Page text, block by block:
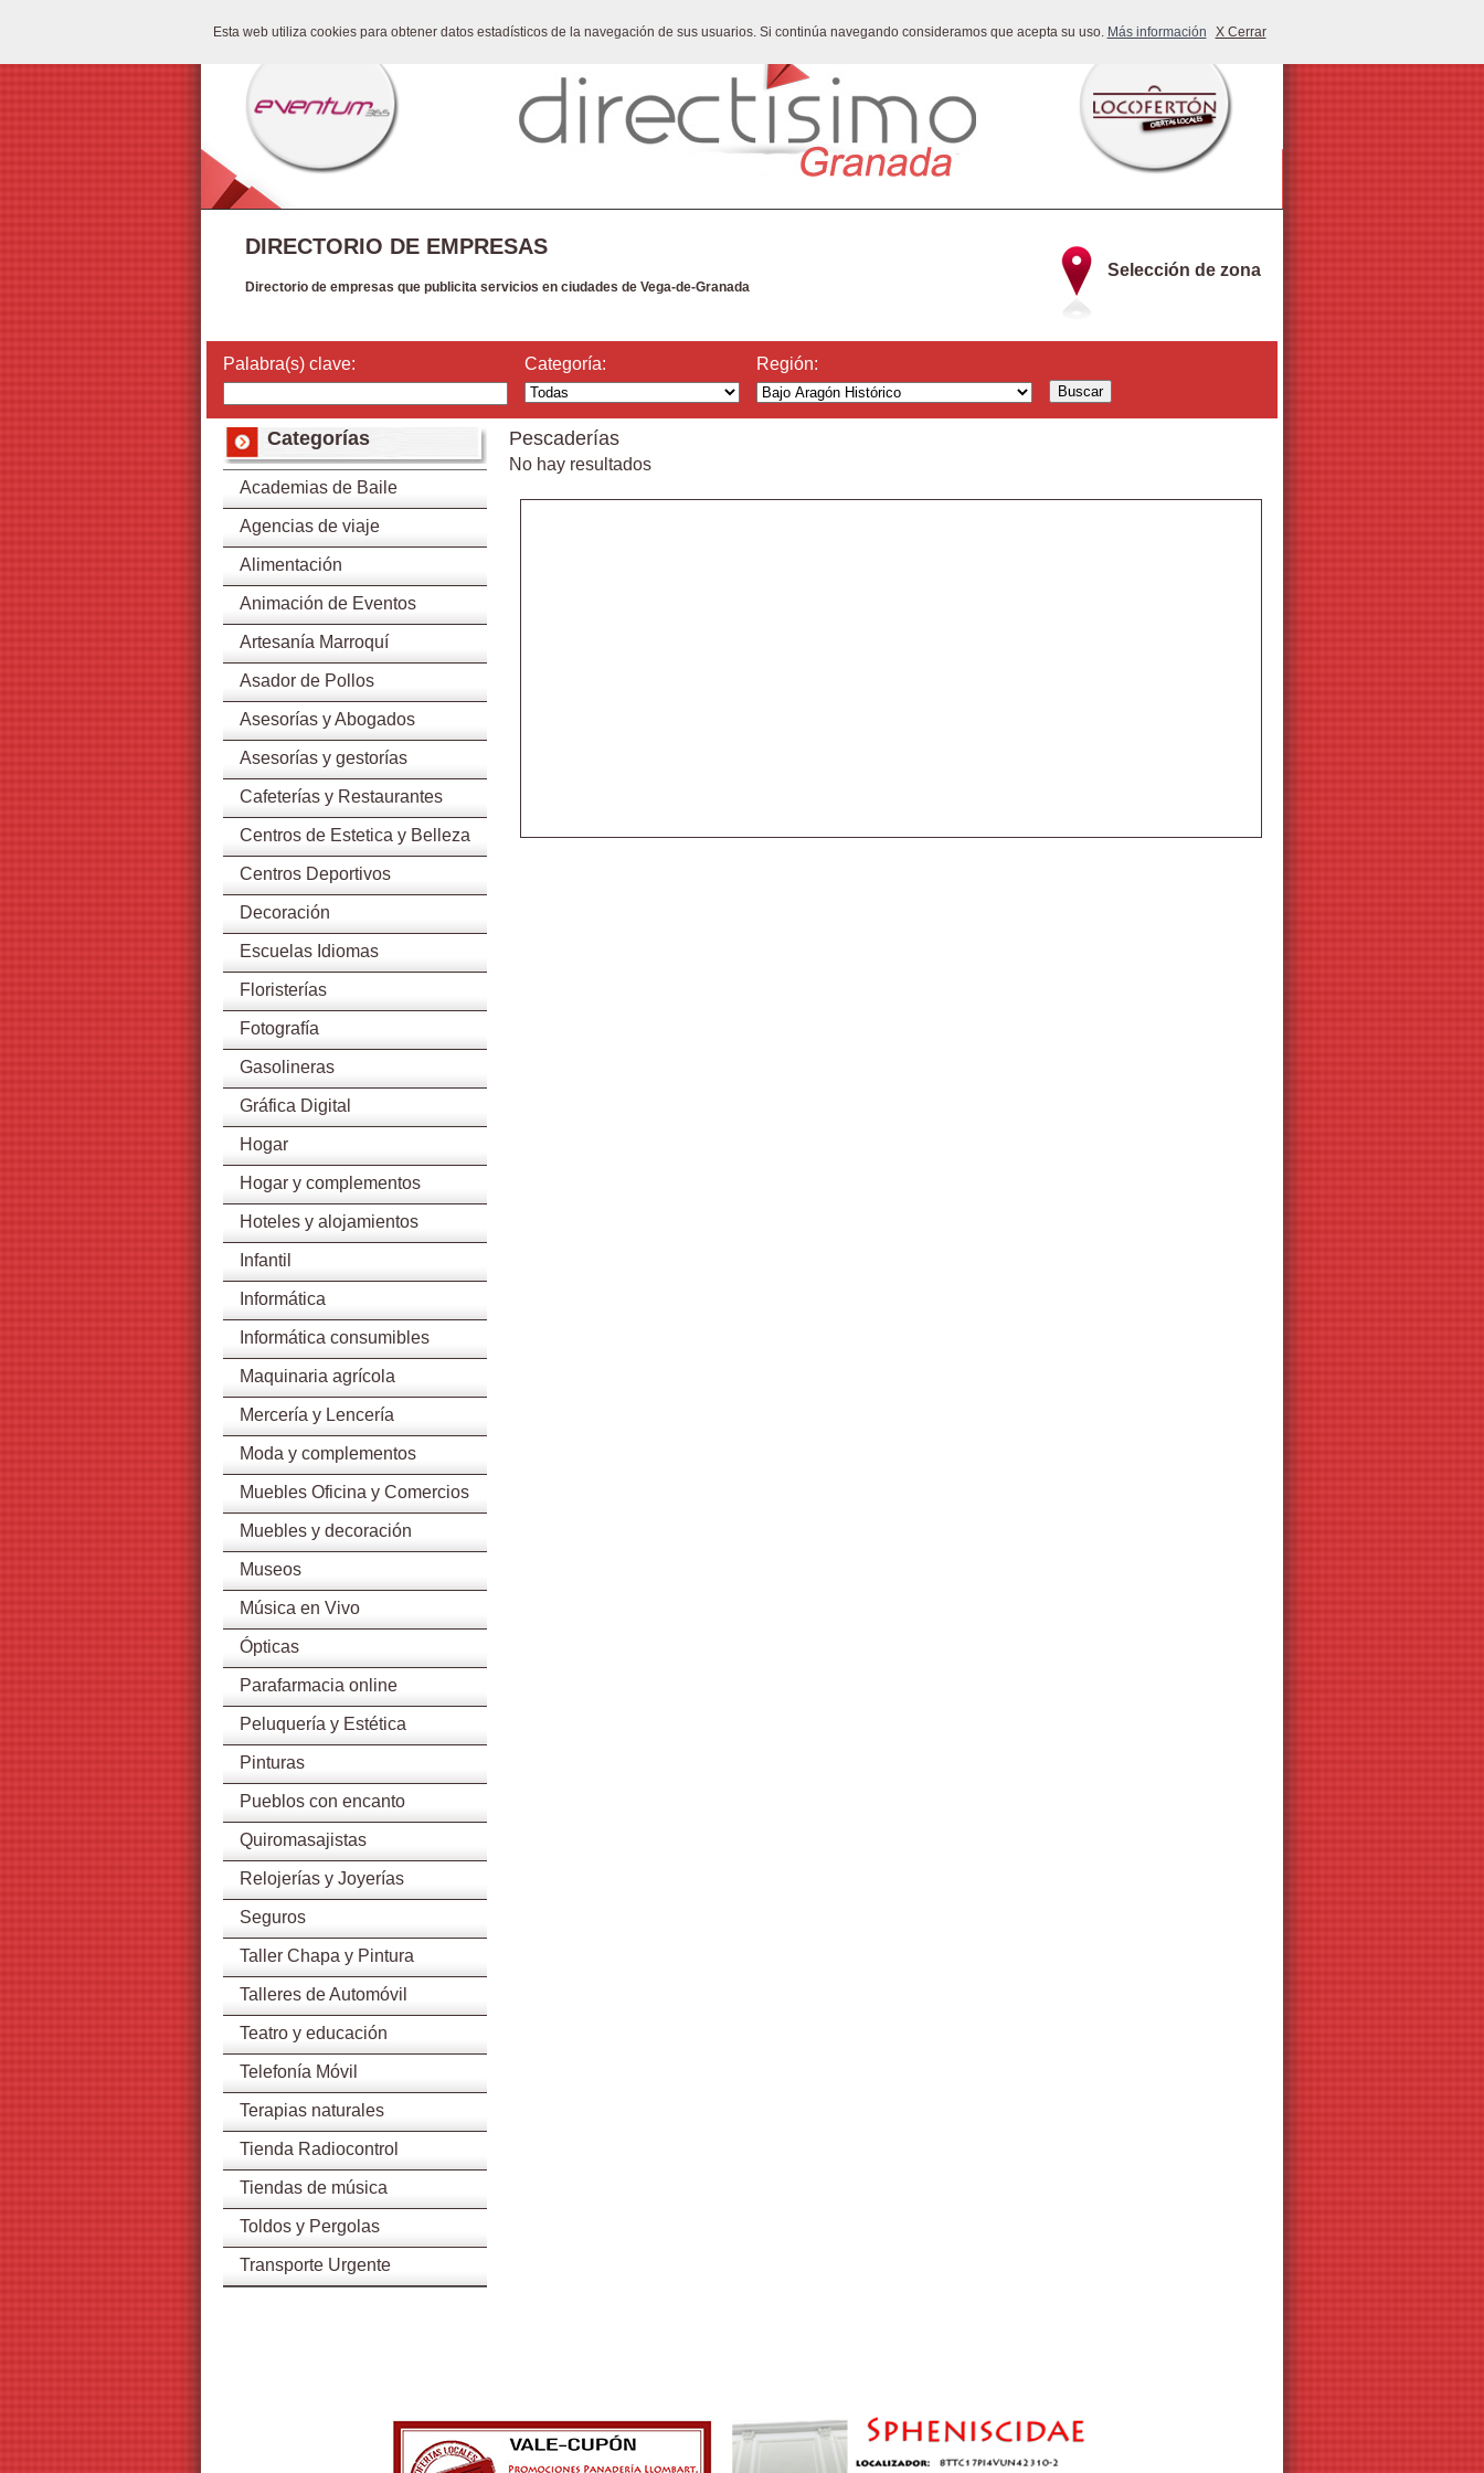
Esta web utiliza cookies para obtener datos estadísticos de la navegación de sus usuarios. Si continúa navegando consideramos que acepta su uso. Más información X Cerrar
Selección de zona
DIRECTORIO DE EMPRESAS
Directorio de empresas que publicita servicios en ciudades de Vega-de-Granada
Palabra(s) clave: Categoría: Región:
Categorías
Academias de Baile
Agencias de viaje
Alimentación
Animación de Eventos
Artesanía Marroquí
Asador de Pollos
Asesorías y Abogados
Asesorías y gestorías
Cafeterías y Restaurantes
Centros de Estetica y Belleza
Centros Deportivos
Decoración
Escuelas Idiomas
Floristerías
Fotografía
Gasolineras
Gráfica Digital
Hogar
Hogar y complementos
Hoteles y alojamientos
Infantil
Informática
Informática consumibles
Maquinaria agrícola
Mercería y Lencería
Moda y complementos
Muebles Oficina y Comercios
Muebles y decoración
Museos
Música en Vivo
Ópticas
Parafarmacia online
Peluquería y Estética
Pinturas
Pueblos con encanto
Quiromasajistas
Relojerías y Joyerías
Seguros
Taller Chapa y Pintura
Talleres de Automóvil
Teatro y educación
Telefonía Móvil
Terapias naturales
Tienda Radiocontrol
Tiendas de música
Toldos y Pergolas
Transporte Urgente
Pescaderías
No hay resultados